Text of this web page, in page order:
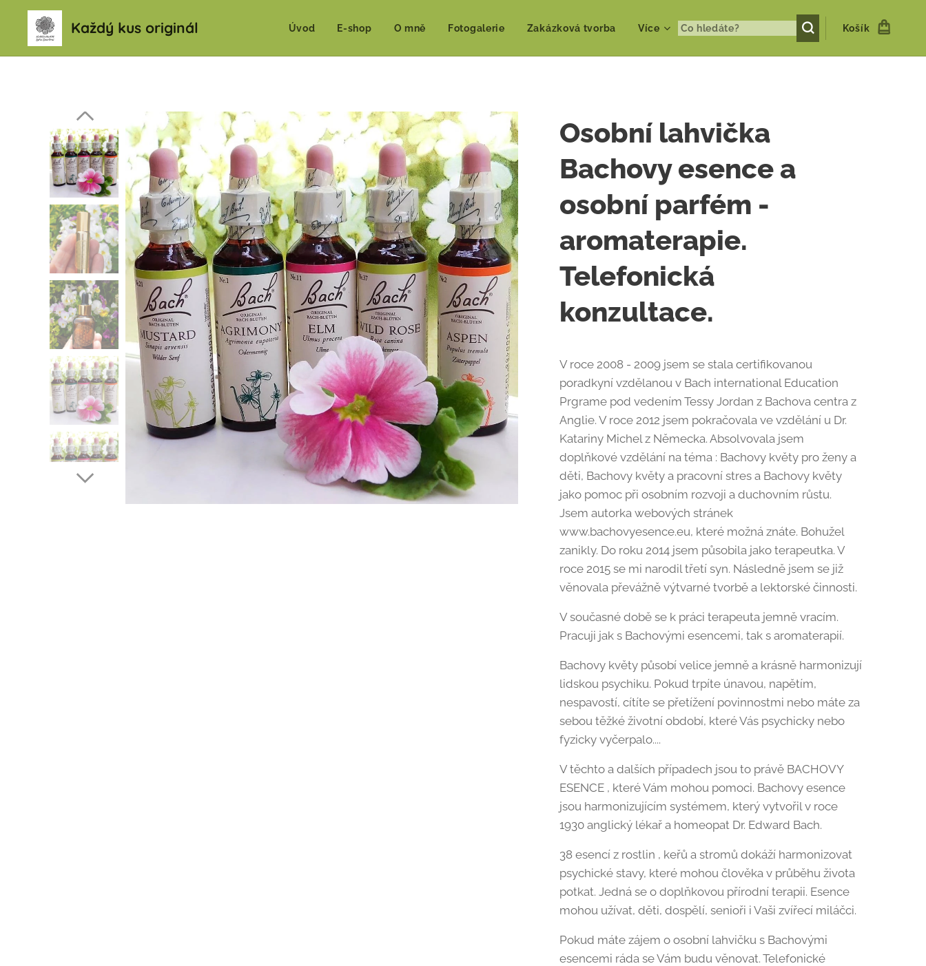
Každý kus originál Úvod E-shop O mně Fotogalerie Zakázková tvorba Více Košík
Osobní lahvička
Bachovy esence a
osobní parfém -
aromaterapie.
Telefonická
konzultace.
V roce 2008 - 2009 jsem se stala certifikovanou
poradkyní vzdělanou v Bach international Education
Prgrame pod vedením Tessy Jordan z Bachova centra z
Anglie. V roce 2012 jsem pokračovala ve vzdělání u Dr.
Katariny Michel z Německa. Absolvovala jsem
doplňkové vzdělání na téma : Bachovy květy pro ženy a
děti, Bachovy květy a pracovní stres a Bachovy květy
jako pomoc při osobním rozvoji a duchovním růstu.
Jsem autorka webových stránek
www.bachovyesence.eu, které možná znáte. Bohužel
zanikly. Do roku 2014 jsem působila jako terapeutka. V
roce 2015 se mi narodil třetí syn. Následně jsem se již
věnovala převážně výtvarné tvorbě a lektorské činnosti.
V současné době se k práci terapeuta jemně vracím.
Pracuji jak s Bachovými esencemi, tak s aromaterapií.
Bachovy květy působí velice jemně a krásně harmonizují
lidskou psychiku. Pokud trpíte únavou, napětím,
nespavostí, cítíte se přetížení povinnostmi nebo máte za
sebou těžké životní období, které Vás psychicky nebo
fyzicky vyčerpalo....
V těchto a dalších případech jsou to právě BACHOVY
ESENCE , které Vám mohou pomoci. Bachovy esence
jsou harmonizujícím systémem, který vytvořil v roce
1930 anglický lékař a homeopat Dr. Edward Bach.
38 esencí z rostlin , keřů a stromů dokáží harmonizovat
psychické stavy, které mohou člověka v průběhu života
potkat. Jedná se o doplňkovou přírodní terapii. Esence
mohou užívat, děti, dospělí, senioři i Vaši zvířecí miláčci.
Pokud máte zájem o osobní lahvičku s Bachovými
esencemi ráda se Vám budu věnovat. Telefonické